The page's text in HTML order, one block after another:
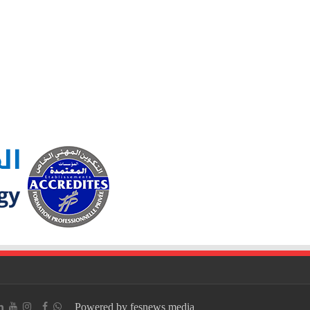
Powered by fesnews media